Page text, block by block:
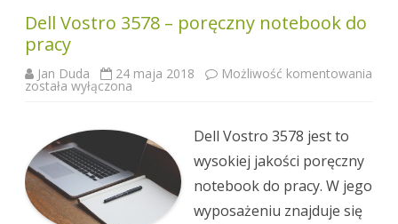
Dell Vostro 3578 – poręczny notebook do
pracy
Jan Duda 24 maja 2018 Możliwość komentowania
Dell
poręczny
notebook
do
pracy
została wyłączona
Dell Vostro 3578 jest to
wysokiej jakości poręczny
notebook do pracy. W jego
wyposażeniu znajduje się